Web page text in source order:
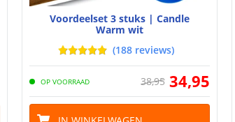
Voordeelset 3 stuks | Candle
Warm wit
(188 reviews)
OP VOORRAAD 38,95 34,95